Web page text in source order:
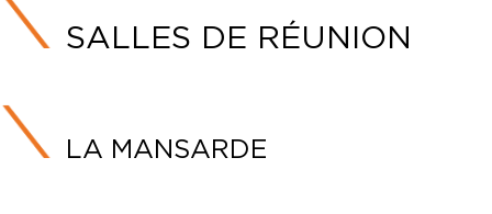
SALLES DE RÉUNION
LA MANSARDE